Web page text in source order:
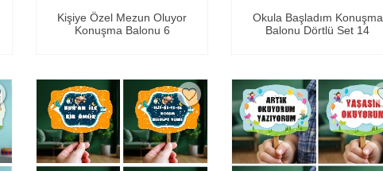
Kişiye Özel Mezun Oluyor
Konuşma Balonu 6
Okula Başladım Konuşma
Balonu Dörtlü Set 14